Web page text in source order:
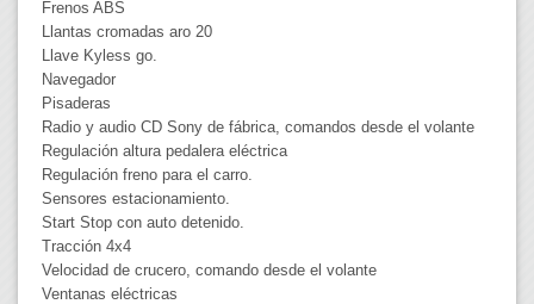
Frenos ABS
Llantas cromadas aro 20
Llave Kyless go.
Navegador
Pisaderas
Radio y audio CD Sony de fábrica, comandos desde el volante
Regulación altura pedalera eléctrica
Regulación freno para el carro.
Sensores estacionamiento.
Start Stop con auto detenido.
Tracción 4x4
Velocidad de crucero, comando desde el volante
Ventanas eléctricas